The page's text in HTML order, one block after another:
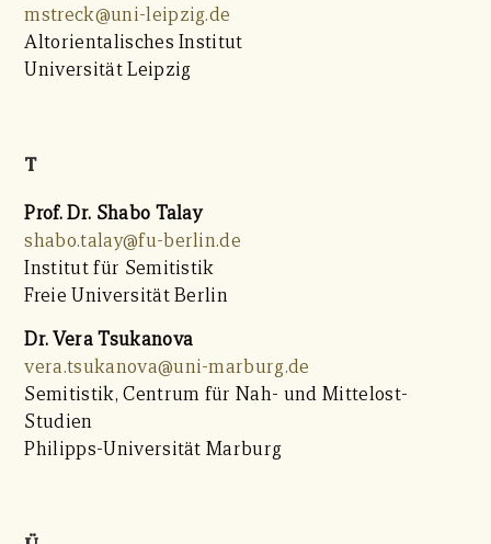
mstreck@uni-leipzig.de
Altorientalisches Institut
Universität Leipzig
T
Prof. Dr. Shabo Talay
shabo.talay@fu-berlin.de
Institut für Semitistik
Freie Universität Berlin
Dr.Vera Tsukanova
vera.tsukanova@uni-marburg.de
Semitistik, Centrum für Nah- und Mittelost-
Studien
Philipps-Universität Marburg